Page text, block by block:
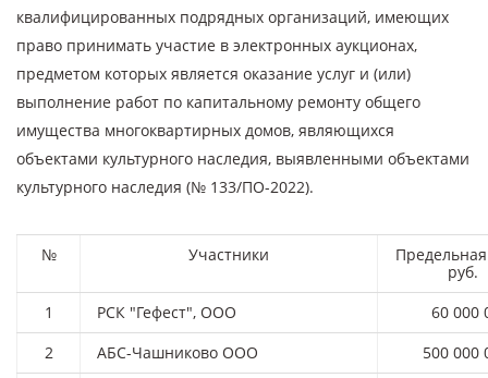
квалифицированных подрядных организаций, имеющих
право принимать участие в электронных аукционах,
предметом которых является оказание услуг и (или)
выполнение работ по капитальному ремонту общего
имущества многоквартирных домов, являющихся
объектами культурного наследия, выявленными объектами
культурного наследия (№ 133/ПО-2022).
№ Участники
руб.
1
РСК "Гефест", ООО
60 000
2
АБС-Чашниково ООО 500 000